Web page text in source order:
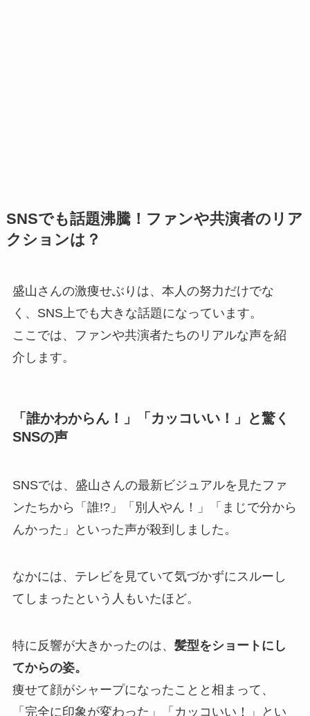
SNSでも話題沸騰！ファンや共演者のリア
クションは？
盛山さんの激痩せぶりは、本人の努力だけでな
く、SNS上でも大きな話題になっています。
ここでは、ファンや共演者たちのリアルな声を紹
介します。
「誰かわからん！」「カッコいい！」と驚く
SNSの声
SNSでは、盛山さんの最新ビジュアルを見たファ
ンたちから「誰!?」「別人やん！」「まじで分から
んかった」といった声が殺到しました。
なかには、テレビを見ていて気づかずにスルーし
てしまったという人もいたほど。
特に反響が大きかったのは、 髪型をショートにし
てからの姿。
痩せて顔がシャープになったことと相まって、
「完全に印象が変わった」「カッコいい！」とい